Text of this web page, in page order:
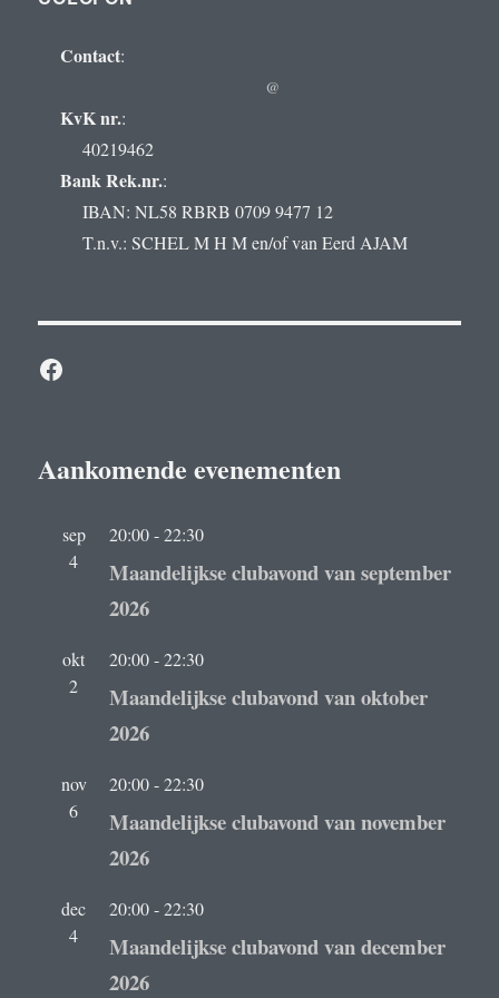
Contact:
@
KvK nr.:
40219462
Bank Rek.nr.:
IBAN: NL58 RBRB 0709 9477 12
T.n.v.: SCHEL M H M en/of van Eerd AJAM
Facebook
Aankomende evenementen
sep
4
20:00-22:30
Maandelijkse clubavond van september
2026
okt
2
20:00-22:30
Maandelijkse clubavond van oktober
2026
nov
6
20:00-22:30
Maandelijkse clubavond van november
2026
dec
4
20:00-22:30
Maandelijkse clubavond van december
2026